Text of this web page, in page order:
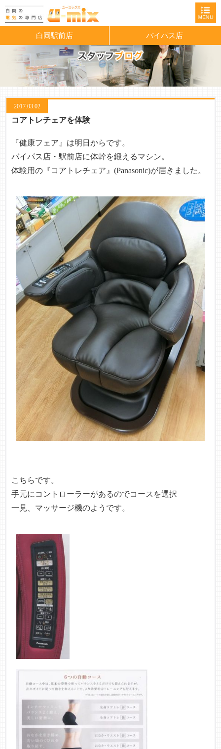
白岡駅前店 バイパス店
2017.03.02
コアトレチェアを体験
『健康フェア』は明日からです。
バイパス店・駅前店に体幹を鍛えるマシン。
体験用の『コアトレチェア』(Panasonic)が届きました。
こちらです。
手元にコントローラーがあるのでコースを選択
一見、マッサージ機のようです。